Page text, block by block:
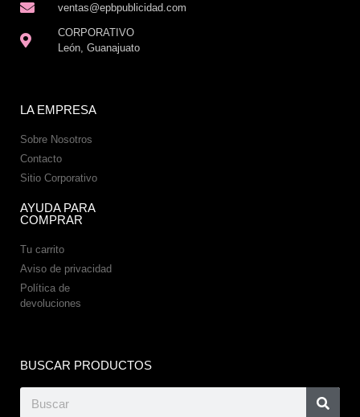
ventas@epbpublicidad.com
CORPORATIVO
León, Guanajuato
LA EMPRESA
Sobre Nosotros
Contacto
Sitio Corporativo
AYUDA PARA
COMPRAR
Tu carrito
Aviso de privacidad
Política de
devoluciones
BUSCAR PRODUCTOS